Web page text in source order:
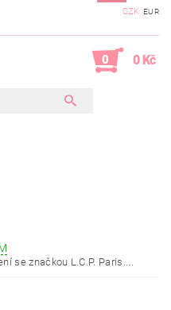
CZK EUR
0 0 Kč
se značkou L.C.P. Paris....